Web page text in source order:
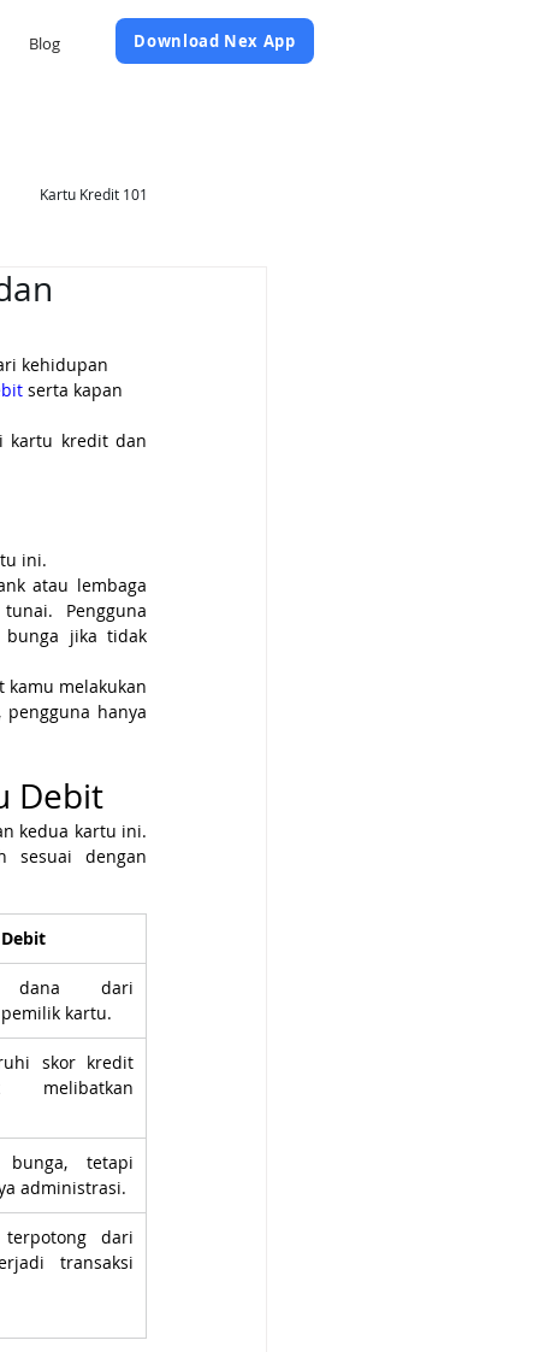
Daftar Sekarang
Blog Download Nex App
Kartu Kredit 101
kehidupan
serta kapan
kartu kredit dan
ini.
atau lembaga
Pengguna
bunga jika tidak
melakukan
hanya
Debit
kedua kartu ini.
sesuai dengan
dana dari
kartu.
skor kredit
melibatkan
tetapi
administrasi.
dari
transaksi